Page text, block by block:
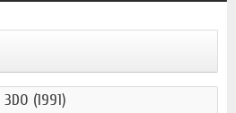
3DO (1991)